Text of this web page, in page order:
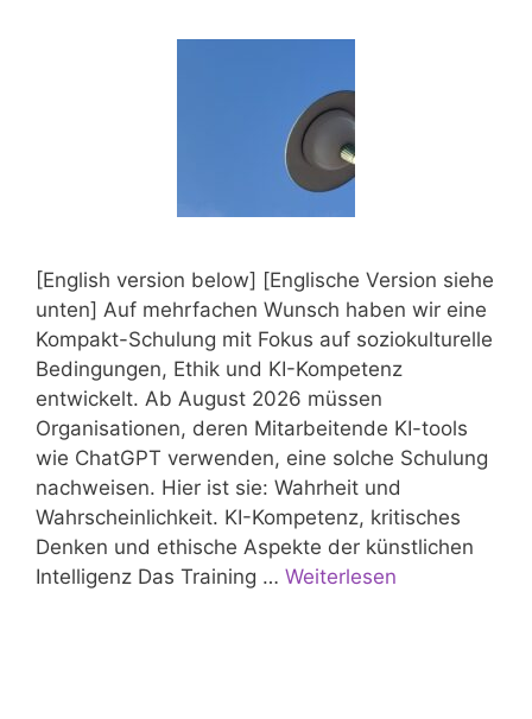
[English version below] [Englische Version siehe
unten] Auf mehrfachen Wunsch haben wir eine
Kompakt-Schulung mit Fokus auf soziokulturelle
Bedingungen, Ethik und KI-Kompetenz
entwickelt. Ab August 2026 müssen
Organisationen, deren Mitarbeitende KI-tools
wie ChatGPT verwenden, eine solche Schulung
nachweisen. Hier ist sie: Wahrheit und
Wahrscheinlichkeit. KI-Kompetenz, kritisches
Denken und ethische Aspekte der künstlichen
Intelligenz Das Training … Weiterlesen